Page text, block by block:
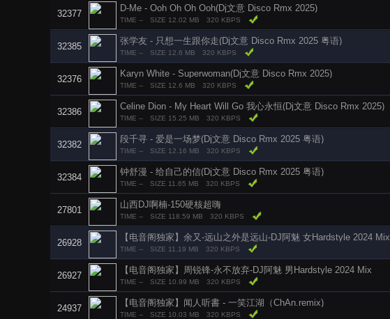
32377
D-Me - Ooh Oh Oh Ooh(Dj文意 Disco Rmx 2025)
TIME -- SIZE 12.02 MB 320 KBPS
32385
张学友 - 只想一生跟你走(Dj文意 Disco Rmx 2025 粤语)
TIME -- SIZE 12.6 MB 320 KBPS
32376
Karyn White - Superwoman(Dj文意 Disco Rmx 2025)
TIME -- SIZE 12.6 MB 320 KBPS
32386
Celine Dion - My Heart Will Go 我心永恒(Dj文意 Disco Rmx 2025)
TIME -- SIZE 15.25 MB 320 KBPS
32382
段千寻 - 爱是一场梦(Dj文意 Disco Rmx 2025 粤语)
TIME -- SIZE 12.16 MB 320 KBPS
32384
钟舒漫 - 给自己的信(Dj文意 Disco Rmx 2025 粤语)
TIME -- SIZE 11.65 MB 320 KBPS
27801
山西DJ啊楠-150硬核超嗨
TIME -- SIZE 118.59 MB 320 KBPS
26928
【电音阁独家】余又-远山之外是远山-DJ阿魅 女Hardstyle 2024 Mix
TIME -- SIZE 11.19 MB 320 KBPS
26927
【电音阁独家】周锐锋-永不放弃-DJ阿魅 男Hardstyle 2024 Mix
TIME -- SIZE 10.99 MB 320 KBPS
24937
【电音阁独家】闻人听書 - 一笑江湖（ChAn.remix)
TIME -- SIZE 10.03 MB 320 KBPS